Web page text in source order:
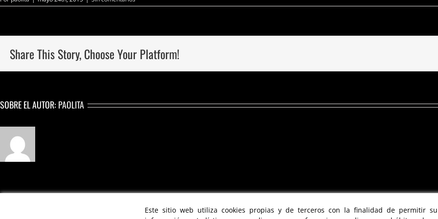
Share This Story, Choose Your Platform!
SOBRE EL AUTOR: PAOLITA
CREATIVE DIRECTOR & CHOREOGRAPHER | © 2021Este sitio web utiliza cookies propias y de terceros con la finalidad de permitir su